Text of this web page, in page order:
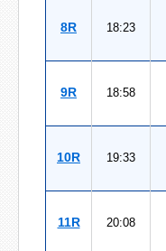
8R 18:23
9R 18:58
10R 19:33
11R 20:08